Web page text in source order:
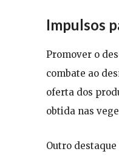
Impulsos
Promover o
combate ao
oferta dos
obtida nas
Outro